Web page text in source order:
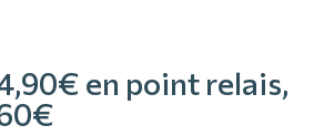
en point relais,